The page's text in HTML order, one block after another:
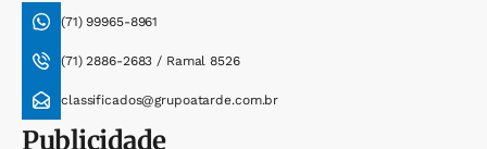
(71) 99965-8961
(71) 2886-2683 / Ramal 8526
classificados@grupoatarde.com.br
Publicidade